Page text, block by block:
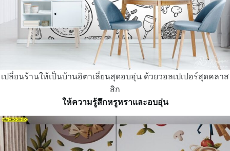
เปลี่ยนร้านให้เป็นบ้านอิตาเลี่ยนสุดอบอุ่น ด้วยวอลเปเปอร์สุดคลาส
สิก
ให้ความรู้สึกหรูหราและอบอุ่น